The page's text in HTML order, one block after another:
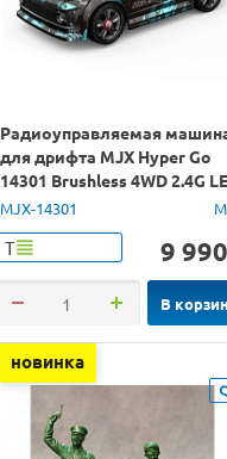
Радиоуправляемая
для дрифта MJX Hyper Go
14301 Brushless 4WD 2.4G
1/14 RTR
MJX-14301
Т 9 990
В
новинка